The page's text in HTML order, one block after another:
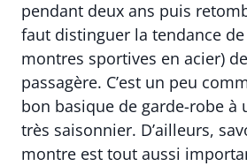
pendant deux ans puis
faut distinguer la tendance
montres sportives en acier)
passagère. C’est un peu
bon basique de garde-robe à
très saisonnier. D’ailleurs,
montre est tout aussi